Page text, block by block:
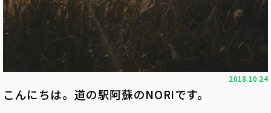
2018.10.24
こんにちは。道の駅阿蘇のNORIです。